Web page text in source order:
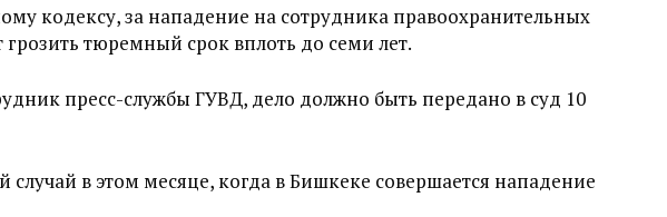
кодексу, за нападение на сотрудника правоохранительных
тюремный срок вплоть до семи лет.
пресс-службы ГУВД, дело должно быть передано в суд 10
случай в этом месяце, когда в Бишкеке совершается нападение